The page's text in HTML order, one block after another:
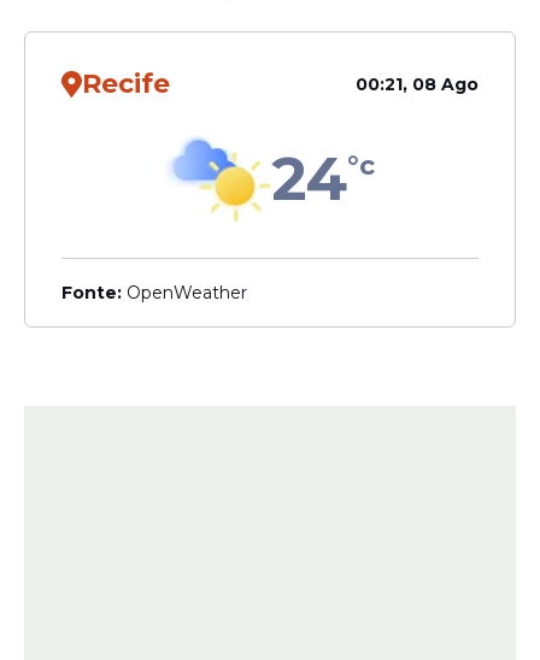
Recife 00:21, 08 Ago
24°c
Fonte: OpenWeather